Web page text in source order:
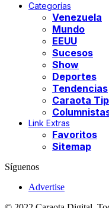
Categorías
Venezuela
Mundo
EEUU
Sucesos
Show
Deportes
Tendencias
Caraota
Link Extras
Favoritos
Sitemap
Síguenos
Advertise